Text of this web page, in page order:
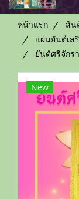
หน้าแรก สิน
แผ่นยันต์เส
ยันต์ศรีจักร
New